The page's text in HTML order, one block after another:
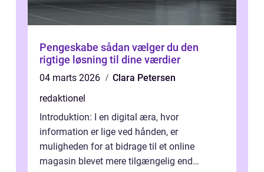
Pengeskabe sådan vælger du den
rigtige løsning til dine værdier
04 marts 2026
Clara Petersen
redaktionel
Introduktion: I en digital æra, hvor
information er lige ved hånden, er
muligheden for at bidrage til et online
magasin blevet mere tilgængelig end